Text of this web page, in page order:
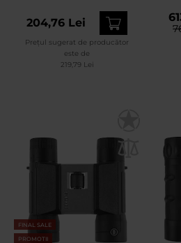
204,76 Lei
Prețul sugerat de producător
este de
219,79 Lei
FINAL SALE
PROMOTII